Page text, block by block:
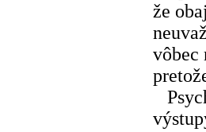
že
vôbec